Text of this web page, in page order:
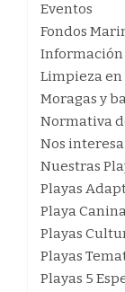
Eventos
Fondos
Limpieza en
Moragas y
Normativa
Nos
Nuestras
Playas
Playa
Playas
Playas
Playas 5